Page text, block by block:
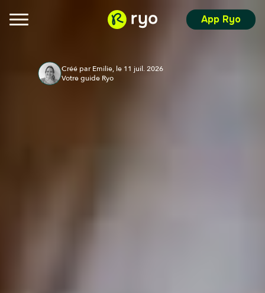
App Ryo
Créé par Emilie, le 11 juil. 2026
Votre guide Ryo